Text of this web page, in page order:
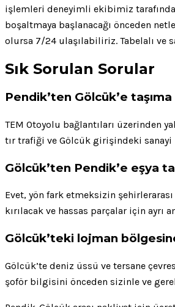
işlemleri deneyimli ekibimiz
boşaltmaya başlanacağı önceden
olursa 7/24 ulaşılabiliriz. Tabelalı ve
Sık Sorulan Sorular
Pendik’ten Gölcük’e
TEM Otoyolu bağlantıları üzerinden
tır trafiği ve Gölcük girişindeki
Gölcük’ten Pendik’e eşya
Evet, yön fark etmeksizin
kırılacak ve hassas parçalar için ayrı
Gölcük’teki lojman
Gölcük’te deniz üssü ve tersane
şoför bilgisini önceden sizinle ve